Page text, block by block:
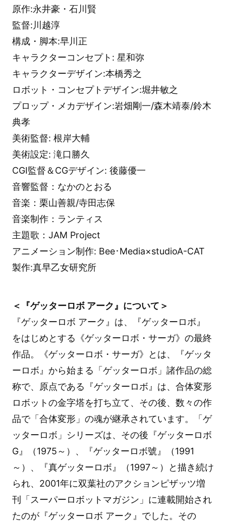
原作:永井豪・石川賢
監督:川越淳
構成・脚本:早川正
キャラクターコンセプト: 星和弥
キャラクターデザイン:本橋秀之
ロボット・コンセプトデザイン:堀井敏之
プロップ・メカデザイン:岩畑剛一/森木靖泰/鈴木
典孝
美術監督: 根岸大輔
美術設定: 滝口勝久
CGI監督＆CGデザイン: 後藤優一
音響監督：なかのとおる
音楽：栗山善親/寺田志保
音楽制作：ランティス
主題歌：JAM Project
アニメーション制作: Bee･Media×studioA-CAT
製作:真早乙女研究所
＜『ゲッターロボ アーク』について＞
『ゲッターロボ アーク』は、『ゲッターロボ』
をはじめとする《ゲッターロボ・サーガ》の最終
作品。《ゲッターロボ・サーガ》とは、『ゲッタ
ーロボ』から始まる「ゲッターロボ」諸作品の総
称で、原点である『ゲッターロボ』は、合体変形
ロボットの金字塔を打ち立て、その後、数々の作
品で「合体変形」の魂が継承されています。「ゲ
ッターロボ」シリーズは、その後『ゲッターロボ
G』（1975～）、『ゲッターロボ號』（1991
～）、『真ゲッターロボ』（1997～）と描き続け
られ、2001年に双葉社のアクションピザッツ増
刊「スーパーロボットマガジン」に連載開始され
たのが『ゲッターロボ アーク』でした。その